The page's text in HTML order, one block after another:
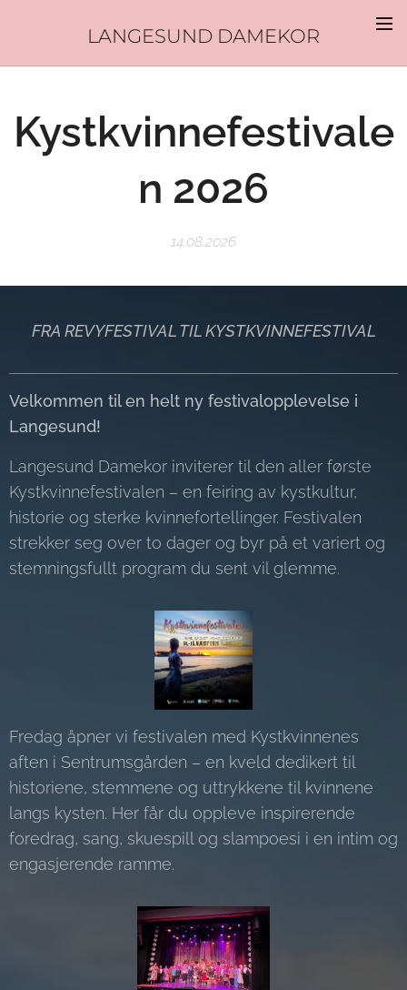
LANGESUND DAMEKOR
Kystkvinnefestivale
n 2026
14.08.2026
FRA REVYFESTIVAL TIL KYSTKVINNEFESTIVAL
Velkommen til en helt ny festivalopplevelse i
Langesund!
Langesund Damekor inviterer til den aller første
Kystkvinnefestivalen – en feiring av kystkultur,
historie og sterke kvinnefortellinger. Festivalen
strekker seg over to dager og byr på et variert og
stemningsfullt program du sent vil glemme.
Fredag åpner vi festivalen med Kystkvinnenes
aften i Sentrumsgården – en kveld dedikert til
historiene, stemmene og uttrykkene til kvinnene
langs kysten. Her får du oppleve inspirerende
foredrag, sang, skuespill og slampoesi i en intim og
engasjerende ramme.